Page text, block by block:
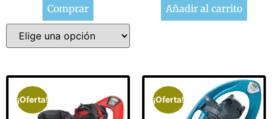
Comprar Añadir al carrito
¡Oferta! ¡Oferta!